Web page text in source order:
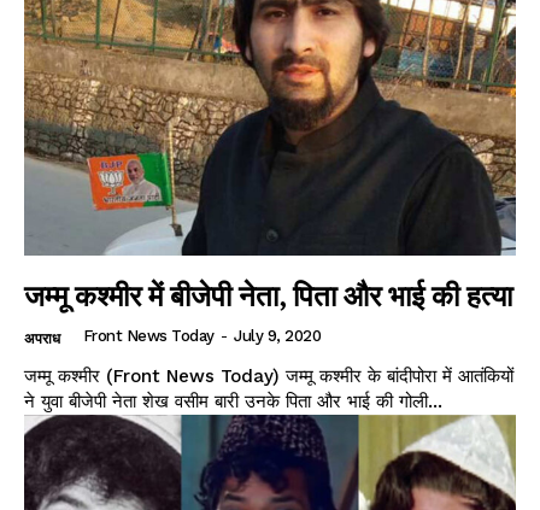
जम्मू कश्मीर में बीजेपी नेता, पिता और भाई की हत्या
अपराध Front News Today - July 9, 2020
जम्मू कश्मीर (Front News Today) जम्मू कश्मीर के बांदीपोरा में आतंकियों
ने युवा बीजेपी नेता शेख वसीम बारी उनके पिता और भाई की गोली...